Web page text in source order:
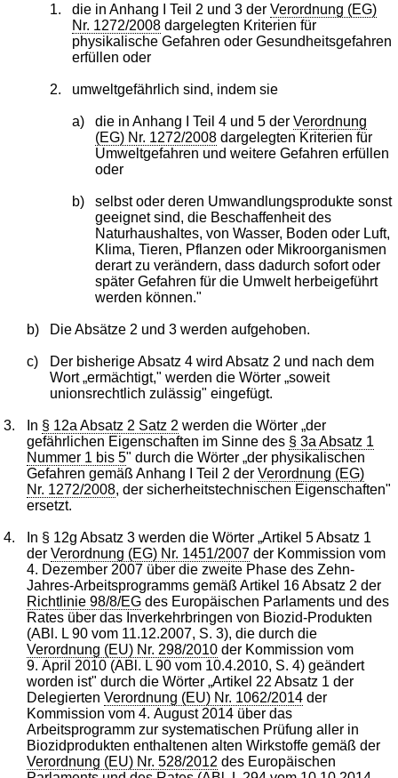
1. die in Anhang I Teil 2 und 3 derVerordnung (EG)
Nr. 1272/2008 dargelegten Kriterien für
physikalische Gefahren oder Gesundheitsgefahren
erfüllen oder
2. umweltgefährlich sind, indem sie
a) die in Anhang I Teil 4 und 5 der Verordnung
(EG) Nr. 1272/2008dargelegten Kriterien für
Umweltgefahren und weitere Gefahren erfüllen
oder
b)
selbst oder deren Umwandlungsprodukte sonst
geeignet sind, die Beschaffenheit des
Naturhaushaltes, von Wasser, Boden oder Luft,
Klima, Tieren, Pflanzen oder Mikroorganismen
derart zu verändern, dass dadurch sofort oder
später Gefahren für die Umwelt herbeigeführt
werden können."
b) Die Absätze 2 und 3 werden aufgehoben.
c)
Der bisherige Absatz 4 wird Absatz 2 und nach dem
Wort „ermächtigt," werden die Wörter „soweit
unionsrechtlich zulässig" eingefügt.
3. In § 12a Absatz 2 Satz 2 werden die Wörter „der
gefährlichen Eigenschaften im Sinne des § 3a Absatz 1
Nummer 1 bis 5" durch die Wörter „der physikalischen
Gefahren gemäß Anhang I Teil 2 derVerordnung (EG)
Nr. 1272/2008, der sicherheitstechnischen Eigenschaften"
ersetzt.
4.
In § 12g Absatz 3 werden die Wörter „Artikel 5 Absatz 1
derVerordnung (EG) Nr. 1451/2007 der Kommission vom
4. Dezember 2007 über die zweite Phase des Zehn-
Jahres-Arbeitsprogramms gemäß Artikel 16 Absatz 2 der
Richtlinie 98/8/EG des Europäischen Parlaments und des
Rates über das Inverkehrbringen von Biozid-Produkten
(ABl. L 90 vom 11.12.2007, S. 3), die durch die
Verordnung (EU) Nr. 298/2010 der Kommission vom
9. April 2010 (ABl. L 90 vom 10.4.2010, S. 4) geändert
worden ist" durch die Wörter „Artikel 22 Absatz 1 der
DelegiertenVerordnung (EU) Nr. 1062/2014 der
Kommission vom 4. August 2014 über das
Arbeitsprogramm zur systematischen Prüfung aller in
Biozidprodukten enthaltenen alten Wirkstoffe gemäß der
Verordnung (EU) Nr. 528/2012 des Europäischen